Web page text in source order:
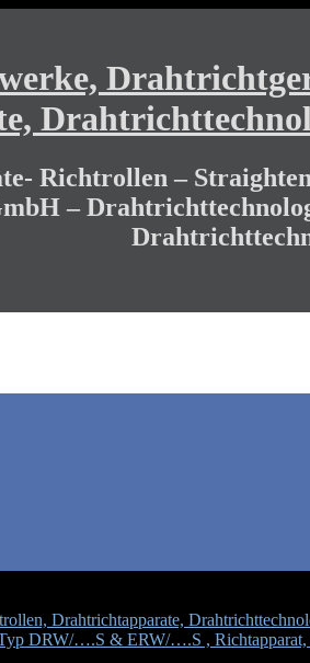
Richtrollen –
–
Drahtrichtapparate,
Typ DRW/….S & ERW/….S , Richtapparat,